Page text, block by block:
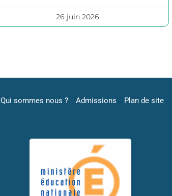
26 juin 2026
Qui sommes nous ? Admissions Plan de site